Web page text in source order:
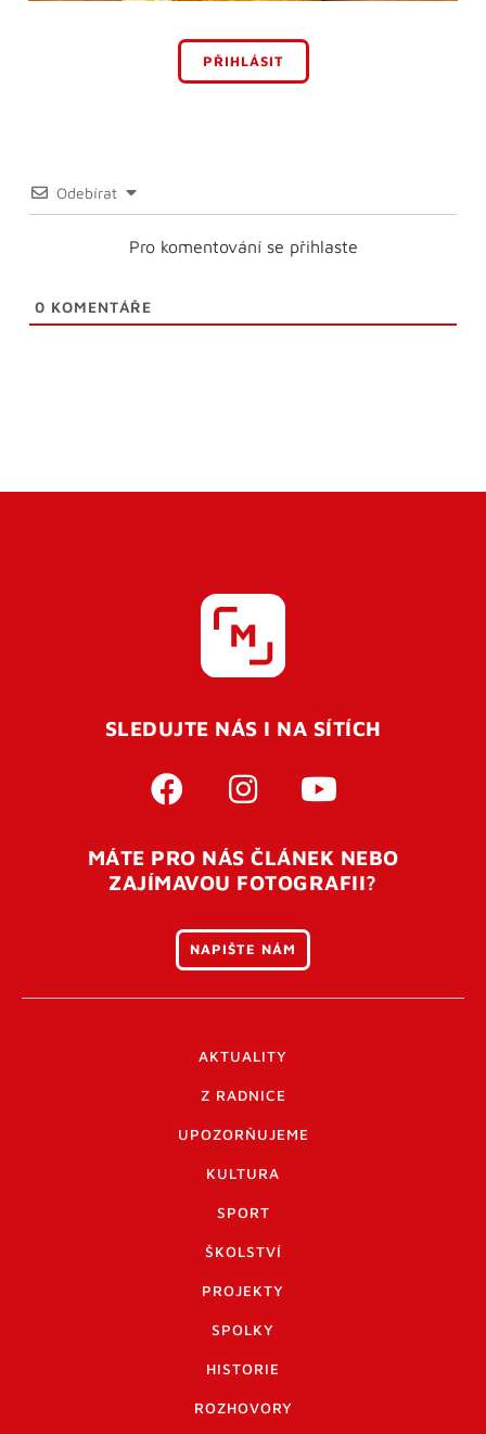
PŘIHLÁSIT
Odebírat
Pro komentování se přihlaste
0 KOMENTÁŘE
SLEDUJTE NÁS I NA SÍTÍCH
MÁTE PRO NÁS ČLÁNEK NEBO
ZAJÍMAVOU FOTOGRAFII?
NAPIŠTE NÁM
AKTUALITY
Z RADNICE
UPOZORŇUJEME
KULTURA
SPORT
ŠKOLSTVÍ
PROJEKTY
SPOLKY
HISTORIE
ROZHOVORY